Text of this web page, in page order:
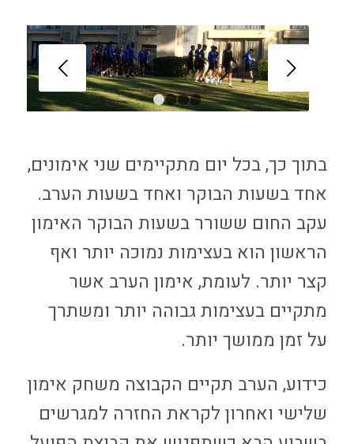
הקודם
1234
בתוך כך, בכל יום מתקיימים שני אימונים,
אחד בשעות הבוקר ואחד בשעות הערב.
עקב החום ששורר בשעות הבוקר האימון
הראשון הוא בעצימות נמוכה יותר ואף
קצר יותר. לעומת, אימון הערב אשר
מתקיים בעצימות גבוהה יותר ומשתרך
על זמן ממושך יותר.
כידוע, הערב תקיים הקבוצה משחק אימון
שלישי ואחרון לקראת החזרה למגרשים